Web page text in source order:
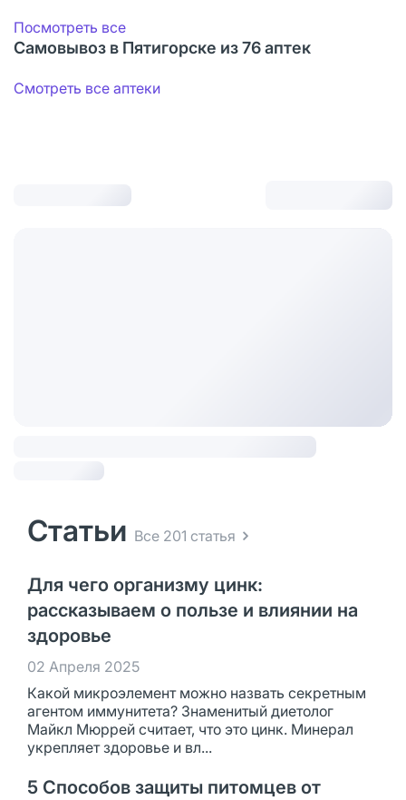
Посмотреть все
Самовывоз в Пятигорске из 76 аптек
Смотреть все аптеки
Статьи Все 201 статья
Для чего организму цинк:
рассказываем о пользе и влиянии на
здоровье
02 Апреля 2025
Какой микроэлемент можно назвать секретным
агентом иммунитета? Знаменитый диетолог
Майкл Мюррей считает, что это цинк. Минерал
укрепляет здоровье и вл...
5 Способов защиты питомцев от